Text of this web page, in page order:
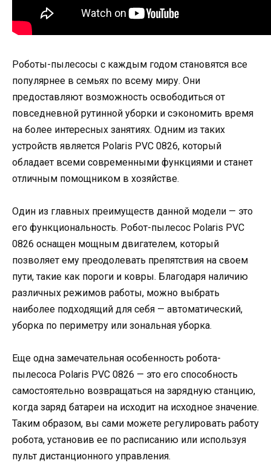
Роботы-пылесосы с каждым годом становятся все
популярнее в семьях по всему миру. Они
предоставляют возможность освободиться от
повседневной рутинной уборки и сэкономить время
на более интересных занятиях. Одним из таких
устройств является Polaris PVC 0826, который
обладает всеми современными функциями и станет
отличным помощником в хозяйстве.
Один из главных преимуществ данной модели — это
его функциональность. Робот-пылесос Polaris PVC
0826 оснащен мощным двигателем, который
позволяет ему преодолевать препятствия на своем
пути, такие как пороги и ковры. Благодаря наличию
различных режимов работы, можно выбрать
наиболее подходящий для себя — автоматический,
уборка по периметру или зональная уборка.
Еще одна замечательная особенность робота-
пылесоса Polaris PVC 0826 — это его способность
самостоятельно возвращаться на зарядную станцию,
когда заряд батареи на исходит на исходное значение.
Таким образом, вы сами можете регулировать работу
робота, установив ее по расписанию или используя
пульт дистанционного управления.